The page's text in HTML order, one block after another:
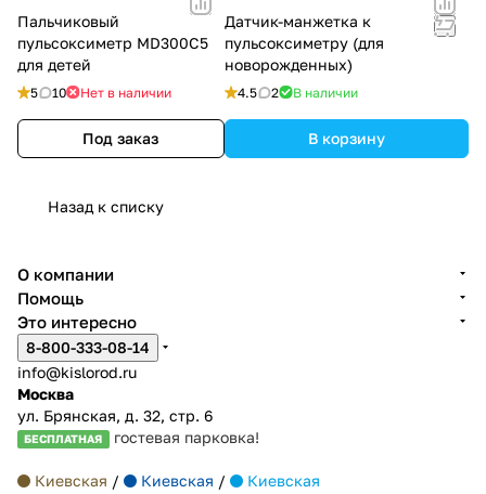
Пальчиковый
пульсоксиметр MD300C5
для детей
5 10 Нет в наличии
Под заказ
Датчик-манжетка к
пульсоксиметру (для
новорожденных)
4.5 2 В наличии
В корзину
Назад к списку
О компании
Помощь
Это интересно
8-800-333-08-14
info@kislorod.ru
Москва
ул. Брянская, д. 32, стр. 6
БЕСПЛАТНАЯ гостевая парковка!
Киевская / Киевская / Киевская